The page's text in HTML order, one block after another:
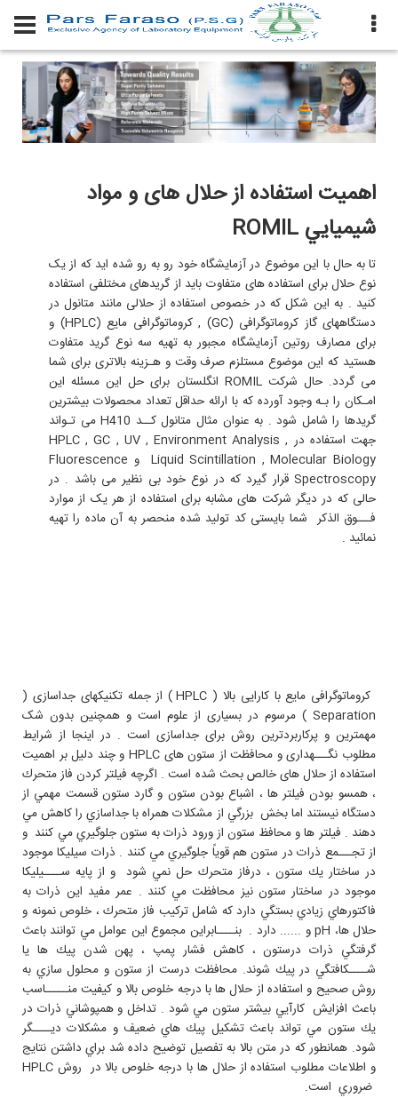
اهميت استفاده از حلال های و مواد
شيميايي ROMIL
تا به حال با اين موضوع در آزمايشگاه خود رو به رو شده ايد که از يک
نوع حلال برای استفاده های متفاوت بايد از گریدهای مختلفی استفاده
کنيد . به اين شکل که در خصوص استفاده از حلالی مانند متانول در
دستگاههای گاز کروماتوگرافی (GC) , کروماتوگرافی مايع (HPLC) و
برای مصارف روتين آزمايشگاه مجبور به تهيه سه نوع گريد متفاوت
هستيد که اين موضوع مستلزم صرف وقت و هـزينه بالاتری برای شما
می گردد. حال شرکت ROMIL انگلستان برای حل اين مسئله اين
امـکان را بـه وجود آورده که با ارائه حداقل تعداد محصولات بيشترين
گريدها را شامل شود . به عنوان مثال متانول کــد H410 می تـواند
جهت استفاده در HPLC , GC , UV , Environment Analysis ,
Liquid Scintillation , Molecular Biology و Fluorescence
Spectroscopy قرار گيرد که در نوع خود بی نظير می باشد . در
حالی که در ديگر شرکت های مشابه برای استفاده از هر يک از موارد
فـــوق الذکر شما بايستی کد توليد شده منحصر به آن ماده را تهيه
نمائيد .
کروماتوگرافی مايع با کارايی بالا ( HPLC ) از جمله تکنيکهای جداسازی (
Separation ) مرسوم در بسياری از علوم است و همچنين بدون شک
مهمترين و پرکاربردترين روش برای جداسازی است . در اينجا از شرايط
مطلوب نگـــهداری و محافظت از ستون های HPLC و چند دليل بر اهميت
استفاده از حلال های خالص بحث شده است . اگرچه فيلتر كردن فاز متحرك
، همسو بودن فيلتر ها ، اشباع بودن ستون و گارد ستون قسمت مهمي از
دستگاه نيستند اما بخش بزرگي از مشكلات همراه با جداسازي را كاهش مي
دهند . فيلتر ها و محافظ ستون از ورود ذرات به ستون جلوگيري مي كنند و
از تجـــمع ذرات در ستون هم قوياً جلوگيري مي كنند . ذرات سيليكا موجود
در ساختار يك ستون ، درفاز متحرك حل نمي شود و از پايه ســــيليكا
موجود در ساختار ستون نيز محافظت مي كنند . عمر مفيد اين ذرات به
فاكتورهاي زيادي بستگي دارد كه شامل تركيب فاز متحرك ، خلوص نمونه و
حلال ها، pH و ...... دارد . بنــــابراين مجموع اين عوامل مي توانند باعث
گرفتگي ذرات درستون ، كاهش فشار پمپ ، پهن شدن پيك ها يا
شــــكافتگي در پيك شوند. محافظت درست از ستون و محلول سازي به
روش صحيح و استفاده از حلال ها با درجه خلوص بالا و کيفيت منـــــاسب
باعث افزايش كارآيي بيشتر ستون مي شود . تداخل و همپوشاني ذرات در
يك ستون مي تواند باعث تشكيل پيك هاي ضعيف و مشكلات ديــــگر
شود. همانطور که در متن بالا به تفصيل توضيح داده شد براي داشتن نتايج
و اطلاعات مطلوب استفاده از حلال ها با درجه خلوص بالا در روش HPLC
ضروري است.